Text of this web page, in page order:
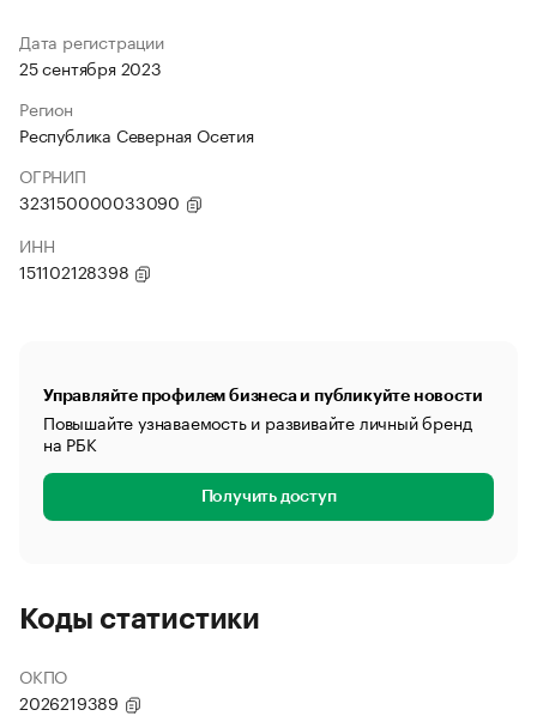
Дата регистрации
25 сентября 2023
Регион
Республика Северная Осетия
ОГРНИП
323150000033090
ИНН
151102128398
Управляйте профилем бизнеса и публикуйте новости
Повышайте узнаваемость и развивайте личный бренд
на РБК
Получить доступ
Коды статистики
ОКПО
2026219389